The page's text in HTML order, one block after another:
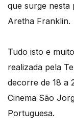
que surge nesta
Aretha Franklin.
Tudo isto e
realizada pela
decorre de 18 a
Cinema São
Portuguesa.